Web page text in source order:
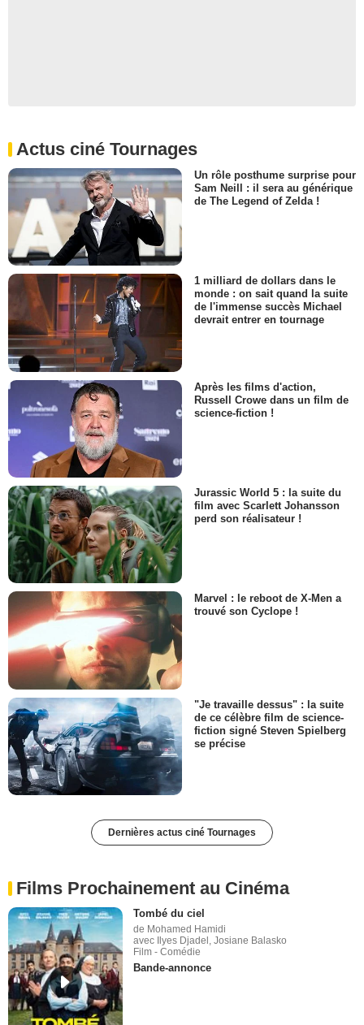
Actus ciné Tournages
Un rôle posthume surprise pour
Sam Neill : il sera au générique
de The Legend of Zelda !
1 milliard de dollars dans le
monde : on sait quand la suite
de l'immense succès Michael
devrait entrer en tournage
Après les films d'action,
Russell Crowe dans un film de
science-fiction !
Jurassic World 5 : la suite du
film avec Scarlett Johansson
perd son réalisateur !
Marvel : le reboot de X-Men a
trouvé son Cyclope !
"Je travaille dessus" : la suite
de ce célèbre film de science-
fiction signé Steven Spielberg
se précise
Dernières actus ciné Tournages
Films Prochainement au Cinéma
Tombé du ciel
de Mohamed Hamidi
avec Ilyes Djadel, Josiane Balasko
Film - Comédie
Bande-annonce